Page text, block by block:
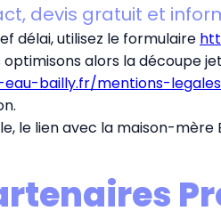
devis gratuit et
délai, utilisez le formulaire
optimisons alors la
bailly.fr/mentions-
le lien avec la maison-mère